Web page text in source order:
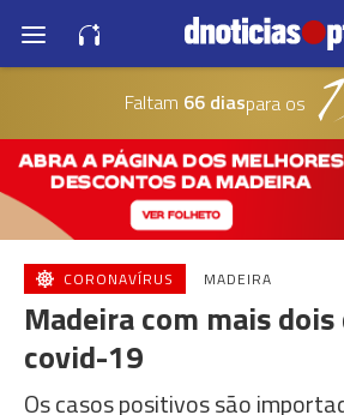
Faltam 66 diaspara os
CORONAVÍRUS MADEIRA
Madeira com mais dois
covid-19
Os casos positivos são